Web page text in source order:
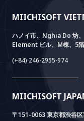
MIICHISOFT
ハノイ市、Nghia Do 坊
Element ビル、M棟、5階
(+84) 246-2955-974
MIICHISOFT
〒151-0063 東京都渋谷
価値観
ニュース
FAQ
AI PoC開発
Core Lab
System Lab
Power Lab
Cloud Lab
AI+ SOLUTIONS
AI+ Products
Meet AI+
AI+ Package
RAG Package
VIETNAM
BOTモデル
法人設立支援
実績
お客様の声